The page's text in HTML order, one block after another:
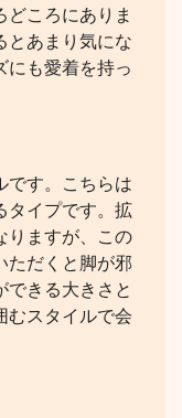
どころにありま
とあまり気にな
にも愛着を持っ
です。こちらは
タイプです。拡
りますが、この
ただくと脚が邪
できる大きさと
むスタイルで会